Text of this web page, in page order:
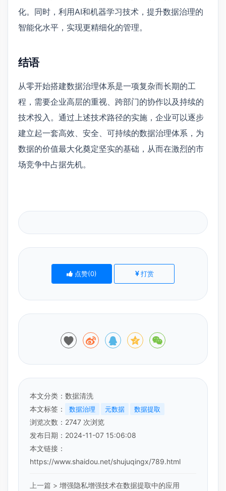
化。同时，利用AI和机器学习技术，提升数据治理的
智能化水平，实现更精细化的管理。
结语
从零开始搭建数据治理体系是一项复杂而长期的工
程，需要企业高层的重视、跨部门的协作以及持续的
技术投入。通过上述技术路径的实施，企业可以逐步
建立起一套高效、安全、可持续的数据治理体系，为
数据的价值最大化奠定坚实的基础，从而在激烈的市
场竞争中占据先机。
点赞(0) 打赏
本文分类： 数据清洗
本文标签：
数据治理 元数据 数据提取
浏览次数： 2747 次浏览
发布日期：2024-11-07 15:06:08
本文链接：
https://www.shaidou.net/shujuqingx/789.html
上一篇 > 增强隐私增强技术在数据提取中的应用